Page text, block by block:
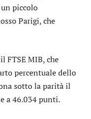
piccolo
Parigi, che
FTSE MIB, che
percentuale dello
sotto la parità il
a 46.034 punti.